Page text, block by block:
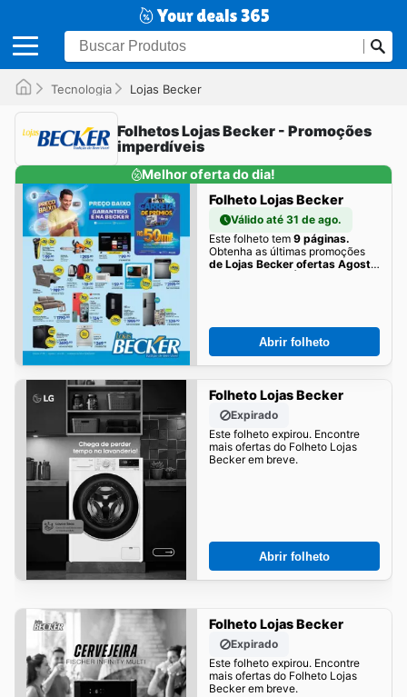
Tecnologia Lojas Becker
Folhetos Lojas Becker - Promoções
imperdíveis
Melhor oferta do dia!
Folheto Lojas Becker
Válido até 31 de ago.
Este folheto tem 9 páginas.
Obtenha as últimas promoções
de Lojas Becker ofertas Agosto
Abrir folheto
Folheto Lojas Becker
Expirado
Este folheto expirou. Encontre
mais ofertas do Folheto Lojas
Becker em breve.
Abrir folheto
Folheto Lojas Becker
Expirado
Este folheto expirou. Encontre
mais ofertas do Folheto Lojas
Becker em breve.